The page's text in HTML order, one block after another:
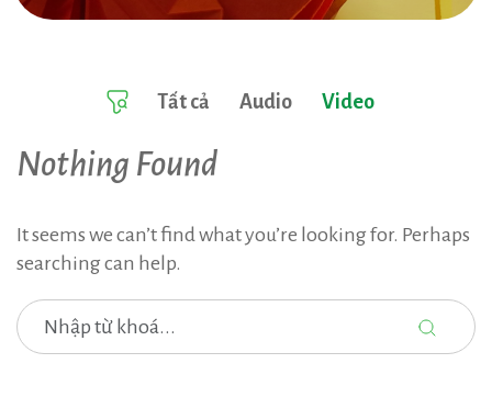
Tất cả Audio Video
Nothing Found
It seems we can’t find what you’re looking for. Perhaps
searching can help.
Tìm
kiếm